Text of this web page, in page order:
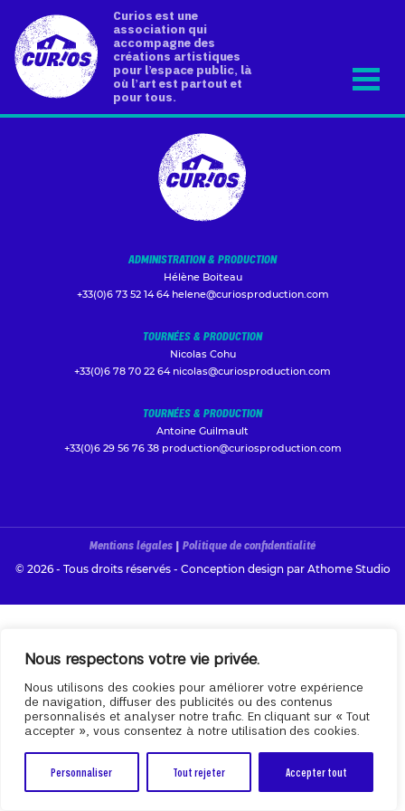
Nous respectons votre vie privée.
Nous utilisons des cookies pour améliorer votre expérience
de navigation, diffuser des publicités ou des contenus
personnalisés et analyser notre trafic. En cliquant sur « Tout
accepter », vous consentez à notre utilisation des cookies.
Personnaliser Tout rejeter Accepter tout
Curios est une
association qui
accompagne des
créations artistiques
pour l’espace public, là
où l’art est partout et
pour tous.
ADMINISTRATION & PRODUCTION
Hélène Boiteau
+33(0)6 73 52 14 64 helene@curiosproduction.com
TOURNÉES & PRODUCTION
Nicolas Cohu
+33(0)6 78 70 22 64 nicolas@curiosproduction.com
TOURNÉES & PRODUCTION
Antoine Guilmault
+33(0)6 29 56 76 38 production@curiosproduction.com
Mentions légales | Politique de confidentialité
© 2026 - Tous droits réservés - Conception design par Athome Studio